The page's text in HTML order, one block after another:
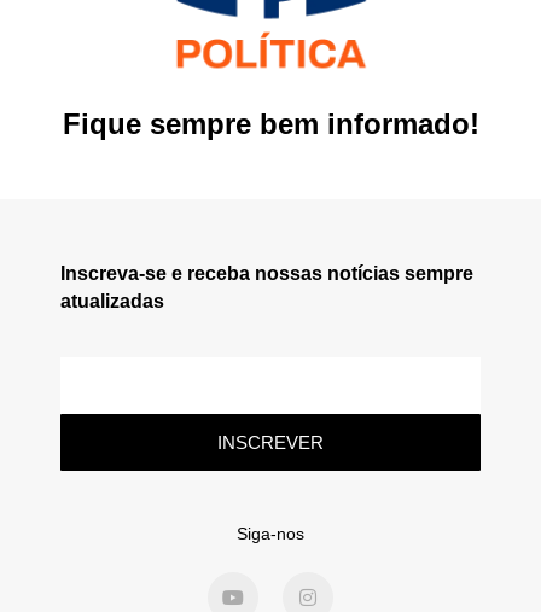
Fique sempre bem informado!
Inscreva-se e receba nossas notícias sempre
atualizadas
INSCREVER
Siga-nos